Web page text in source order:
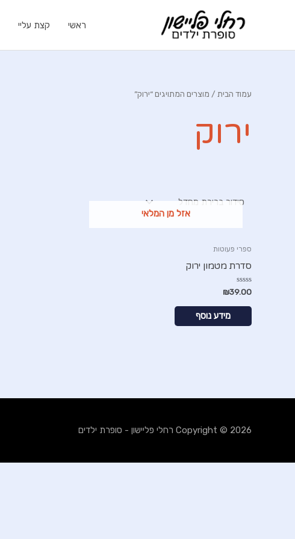
ראשי קצת עליי
עמוד הבית / מוצרים המתויגים “ירוק”
ירוק
אזל מן המלאי
ספרי פעוטות
סדרת מטמון ירוק
דורג
מתוך
₪39.00
מידע נוסף
Copyright © 2026 רחלי פליישון - סופרת ילדים